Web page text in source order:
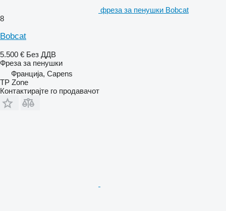
фреза за пенушки Bobcat
8
Bobcat
5.500 € Без ДДВ
Фреза за пенушки
Франција, Capens
TP Zone
Контактирајте го продавачот